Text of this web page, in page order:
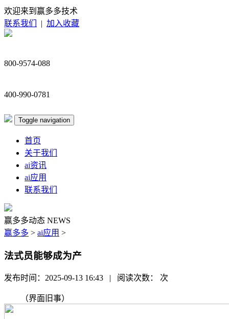
欢迎来到赢多多技术
联系我们
| 加入收藏
800-9574-088
400-990-0781
Toggle navigation
首页
关于我们
ai资讯
ai应用
联系我们
赢多多动态 NEWS
赢多多 > ai应用 >
法式员能够成为产
发布时间：2025-09-13 16:43 | 阅读次数： 次
（界面旧事）